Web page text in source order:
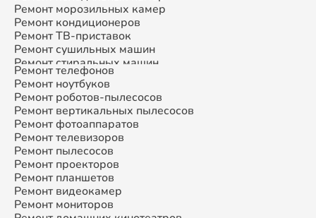
Ремонт морозильных камер
Ремонт кондиционеров
Ремонт ТВ-приставок
Ремонт сушильных машин
Ремонт стиральных машин
Ремонт микроволновых печей
Ремонт смарт-часов
Ремонт атс
Ремонт сплит-систем
Ремонт телефонов
Ремонт ноутбуков
Ремонт роботов-пылесосов
Ремонт вертикальных пылесосов
Ремонт фотоаппаратов
Ремонт телевизоров
Ремонт пылесосов
Ремонт проекторов
Ремонт планшетов
Ремонт видеокамер
Ремонт мониторов